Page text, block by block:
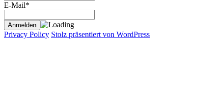
E-Mail*
Privacy Policy Stolz präsentiert von WordPress